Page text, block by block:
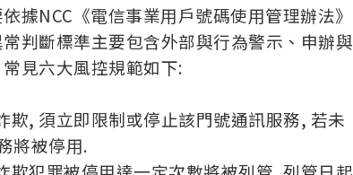
據NCC《電信事業用戶號碼使用管理辦法》
判斷標準主要包含外部與行為警示、申辦與
見六大風控規範如下:
, 須立即限制或停止該門號通訊服務, 若未
將被停用.